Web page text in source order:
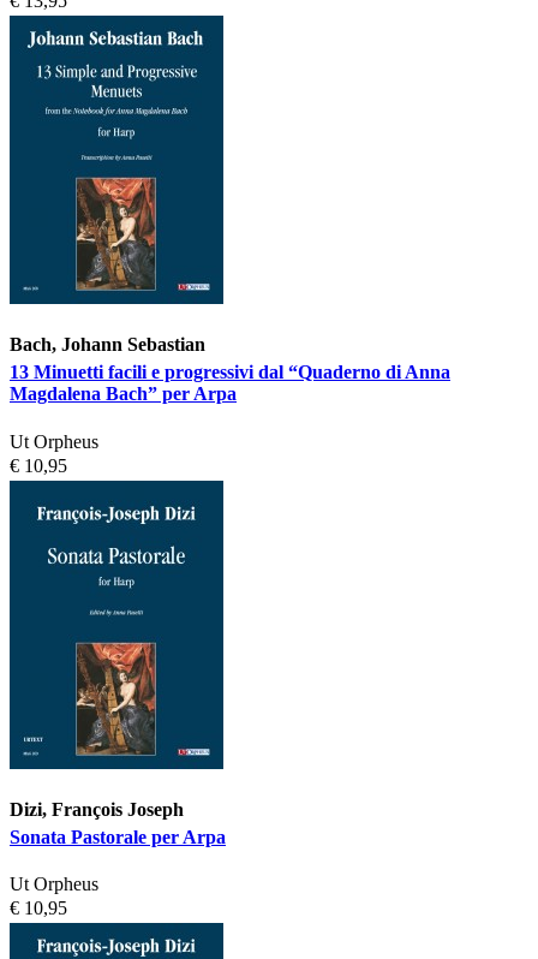
Bach, Johann Sebastian
13 Minuetti facili e progressivi dal “Quaderno di Anna
Magdalena Bach” per Arpa
Ut Orpheus
€ 10,95
Dizi, François Joseph
Sonata Pastorale per Arpa
Ut Orpheus
€ 10,95